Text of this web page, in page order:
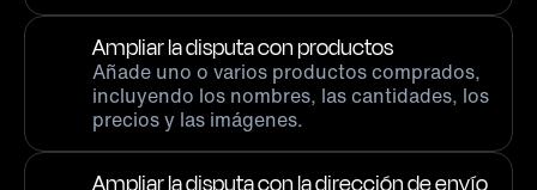
Ampliar la disputa con productos
Añade uno o varios productos comprados,
incluyendo los nombres, las cantidades, los
precios y las imágenes.